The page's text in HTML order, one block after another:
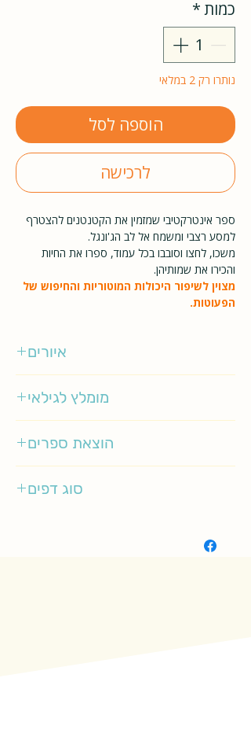
כמות*
נותרו רק 2 במלאי
הוספה לסל
לרכישה
ספר אינטרקטיבי שמזמין את הקטנטנים להצטרף
למסע רצבי ומשמח אל לב הג'ונגל.
משכו, לחצו וסובבו בכל עמוד, ספרו את החיות
והכירו את שמותיהן.
מצוין לשיפור היכולות המוטוריות והחיפוש של
הפעוטות.
איורים
מומלץ לגילאי
הוצאת ספרים
סוג דפים